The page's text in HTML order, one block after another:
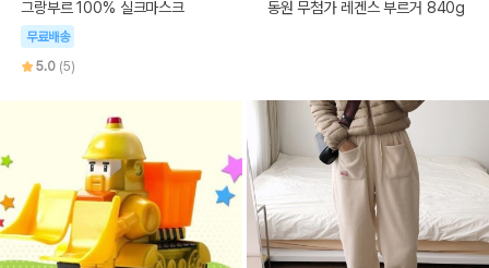
그랑부르 100% 실크마스크
무료배송
5.0 (5)
동원 무첨가 레겐스 부르거 840g